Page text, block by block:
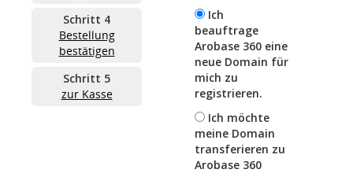
Schritt 4
Bestellung
bestätigen
Schritt 5
zur Kasse
Ich
beauftrage
Arobase 360 eine
neue Domain für
mich zu
registrieren.
Ich möchte
meine Domain
transferieren zu
Arobase 360